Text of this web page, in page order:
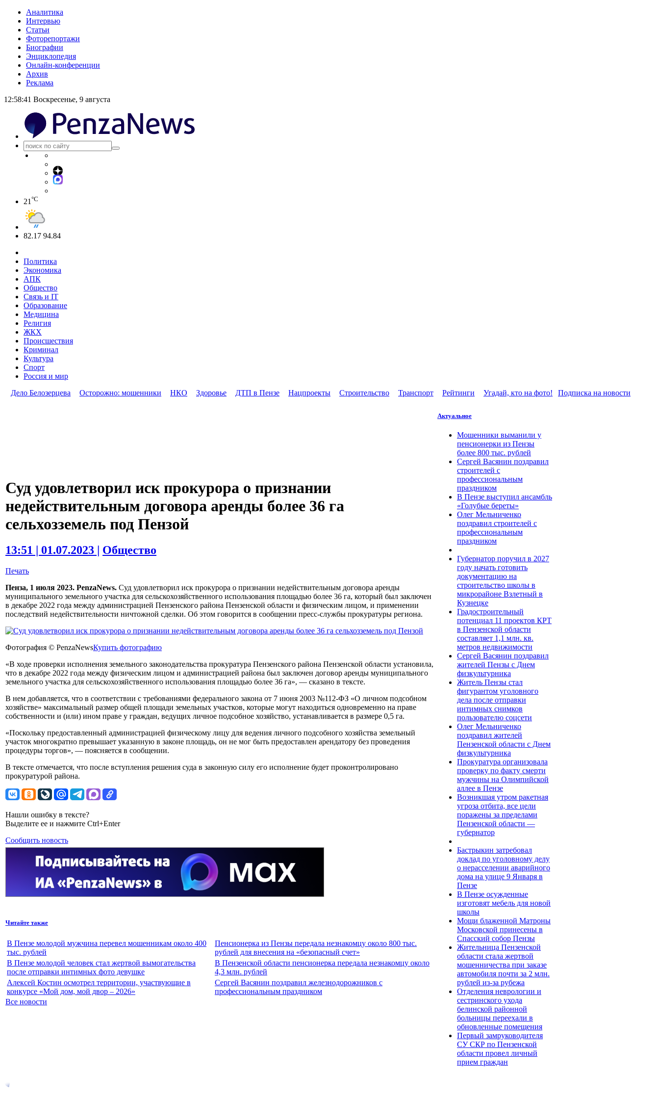
Аналитика
Интервью
Статьи
Фоторепортажи
Биографии
Энциклопедия
Онлайн-конференции
Архив
Реклама
12:58:41 Воскресенье, 9 августа
21 °C
82.17 94.84
Политика
Экономика
АПК
Общество
Связь и IT
Образование
Медицина
Религия
ЖКХ
Происшествия
Криминал
Культура
Спорт
Россия и мир
Дело Белозерцева
Осторожно: мошенники НКО Здоровье ДТП в Пензе Нацпроекты Строительство Транспорт Рейтинги Угадай, кто на фото! Подписка на новости
Суд удовлетворил иск прокурора о признании
недействительным договора аренды более 36 га
сельхозземель под Пензой
13:51 | 01.07.2023 | Общество
Печать
Пенза, 1 июля 2023. PenzaNews. Суд удовлетворил иск прокурора о признании недействительным договора аренды
муниципального земельного участка для сельскохозяйственного использования площадью более 36 га, который был заключен
в декабре 2022 года между администрацией Пензенского района Пензенской области и физическим лицом, и применении
последствий недействительности ничтожной сделки. Об этом говорится в сообщении пресс-службы прокуратуры региона.
Фотография © PenzaNewsКупить фотографию
«В ходе проверки исполнения земельного законодательства прокуратура Пензенского района Пензенской области установила,
что в декабре 2022 года между физическим лицом и администрацией района был заключен договор аренды муниципального
земельного участка для сельскохозяйственного использования площадью более 36 га», — сказано в тексте.
В нем добавляется, что в соответствии с требованиями федерального закона от 7 июня 2003 №112-ФЗ «О личном подсобном
хозяйстве» максимальный размер общей площади земельных участков, которые могут находиться одновременно на праве
собственности и (или) ином праве у граждан, ведущих личное подсобное хозяйство, устанавливается в размере 0,5 га.
«Поскольку предоставленный администрацией физическому лицу для ведения личного подсобного хозяйства земельный
участок многократно превышает указанную в законе площадь, он не мог быть предоставлен арендатору без проведения
процедуры торгов», — поясняется в сообщении.
В тексте отмечается, что после вступления решения суда в законную силу его исполнение будет проконтролировано
прокуратурой района.
Нашли ошибку в тексте?
Выделите ее и нажмите Ctrl+Enter
Сообщить новость
Читайте также
В Пензе молодой мужчина перевел мошенникам около 400
тыс. рублей
Пенсионерка из Пензы передала незнакомцу около 800 тыс.
рублей для внесения на «безопасный счет»
В Пензе молодой человек стал жертвой вымогательства
после отправки интимных фото девушке
В Пензенской области пенсионерка передала незнакомцу около
4,3 млн. рублей
Алексей Костин осмотрел территории, участвующие в
конкурсе «Мой дом, мой двор – 2026»
Сергей Васянин поздравил железнодорожников с
профессиональным праздником
Все новости
Актуальное
Мошенники выманили у
пенсионерки из Пензы
более 800 тыс. рублей
Сергей Васянин поздравил
строителей с
профессиональным
праздником
В Пензе выступил ансамбль
«Голубые береты»
Олег Мельниченко
поздравил строителей с
профессиональным
праздником
Губернатор поручил в 2027
году начать готовить
документацию на
строительство школы в
микрорайоне Взлетный в
Кузнецке
Градостроительный
потенциал 11 проектов КРТ
в Пензенской области
составляет 1,1 млн. кв.
метров недвижимости
Сергей Васянин поздравил
жителей Пензы с Днем
физкультурника
Житель Пензы стал
фигурантом уголовного
дела после отправки
интимных снимков
пользователю соцсети
Олег Мельниченко
поздравил жителей
Пензенской области с Днем
физкультурника
Прокуратура организовала
проверку по факту смерти
мужчины на Олимпийской
аллее в Пензе
Возникшая утром ракетная
угроза отбита, все цели
поражены за пределами
Пензенской области —
губернатор
Бастрыкин затребовал
доклад по уголовному делу
о нерасселении аварийного
дома на улице 9 Января в
Пензе
В Пензе осужденные
изготовят мебель для новой
школы
Мощи блаженной Матроны
Московской принесены в
Спасский собор Пензы
Жительница Пензенской
области стала жертвой
мошенничества при заказе
автомобиля почти за 2 млн.
рублей из-за рубежа
Отделения неврологии и
сестринского ухода
белинской районной
больницы переехали в
обновленные помещения
Первый замруководителя
СУ СКР по Пензенской
области провел личный
прием граждан